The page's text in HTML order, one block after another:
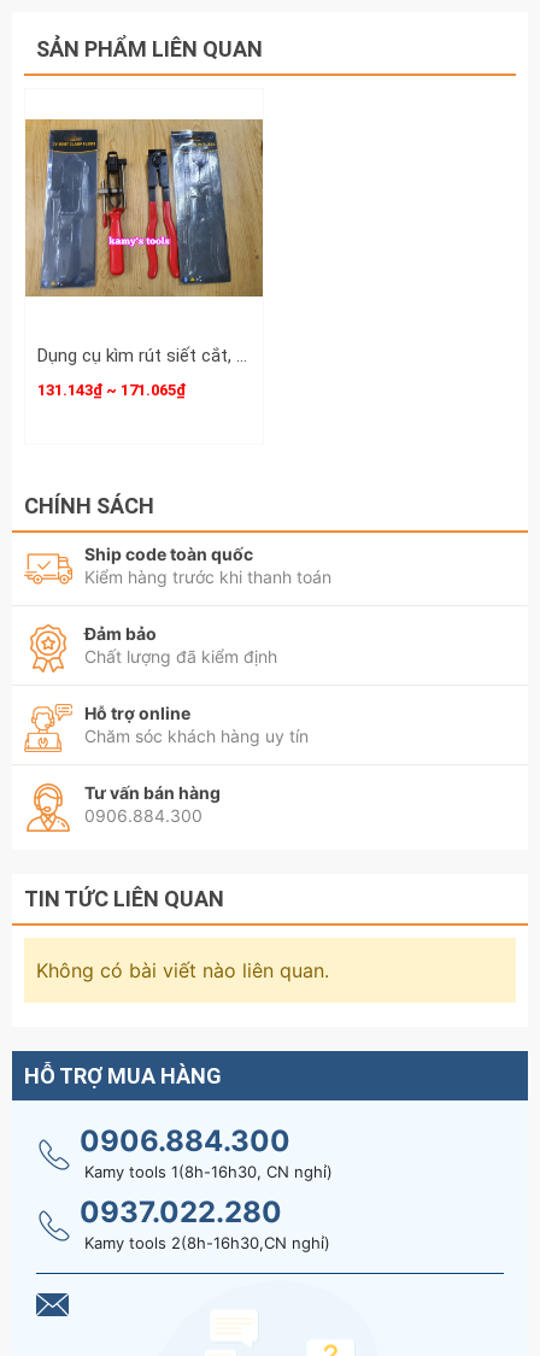
SẢN PHẨM LIÊN QUAN
Dụng cụ kìm rút siết cắt, bấm kẹp phe dây đai thít inox chụp bụi đầu láp ô tô, kìm rút đai láp
131.143₫ ~ 171.065₫
CHÍNH SÁCH
Ship code toàn quốc
Kiểm hàng trước khi thanh toán
Đảm bảo
Chất lượng đã kiểm định
Hỗ trợ online
Chăm sóc khách hàng uy tín
Tư vấn bán hàng
0906.884.300
TIN TỨC LIÊN QUAN
Không có bài viết nào liên quan.
HỖ TRỢ MUA HÀNG
0906.884.300
Kamy tools 1(8h-16h30, CN nghỉ)
0937.022.280
Kamy tools 2(8h-16h30,CN nghỉ)